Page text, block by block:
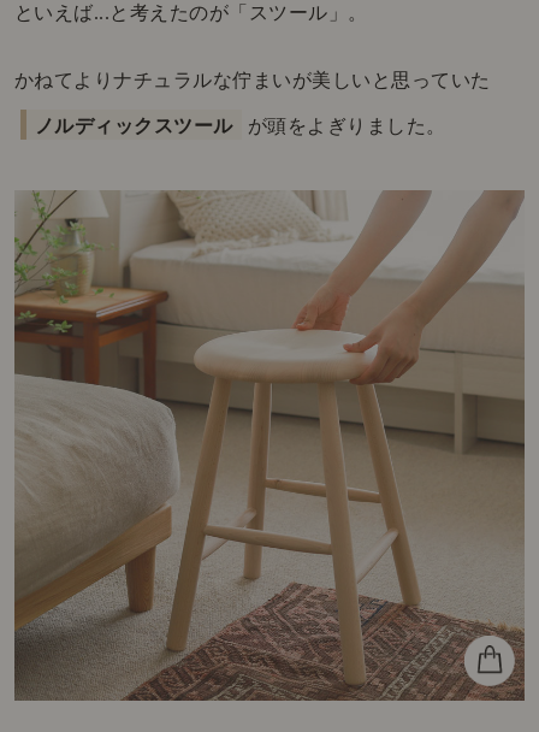
といえば...と考えたのが「スツール」。
かねてよりナチュラルな佇まいが美しいと思っていた
ノルディックスツール が頭をよぎりました。